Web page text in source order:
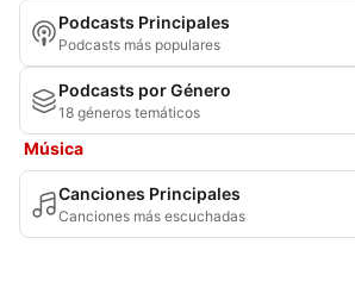
Podcasts Principales
Podcasts más populares
Podcasts por Género
18 géneros temáticos
Música
Canciones Principales
Canciones más escuchadas